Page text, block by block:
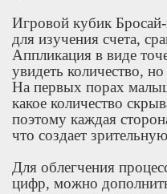
Игровой кубик
для изучения счета,
Аппликация в виде
увидеть количество,
На первых порах
какое количество
поэтому каждая
что создает
Для облегчения
цифр, можно